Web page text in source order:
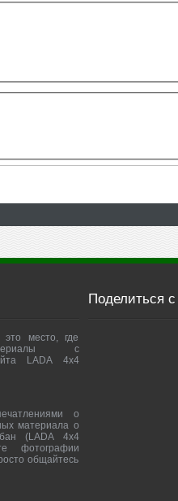
место, где
с
LADA 4x4
о
материала о
(LADA 4x4
фотографии
общайтесь
Поделиться